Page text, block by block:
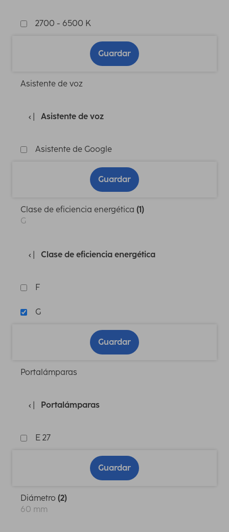
2700 - 6500 K
Guardar
Asistente de voz
Asistente de voz
Asistente de Google
Guardar
Clase de eficiencia energética (1)
G
Clase de eficiencia energética
F
G
Guardar
Portalámparas
Portalámparas
E 27
Guardar
Diámetro (2)
60 mm